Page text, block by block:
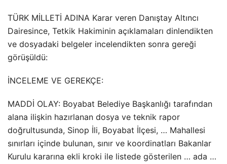
TÜRK MİLLETİ ADINA Karar veren Danıştay Altıncı
Dairesince, Tetkik Hakiminin açıklamaları dinlendikten
ve dosyadaki belgeler incelendikten sonra gereği
görüşüldü:
İNCELEME VE GEREKÇE:
MADDİ OLAY: Boyabat Belediye Başkanlığı tarafından
alana ilişkin hazırlanan dosya ve teknik rapor
doğrultusunda, Sinop İli, Boyabat İlçesi, … Mahallesi
sınırları içinde bulunan, sınır ve koordinatları Bakanlar
Kurulu kararına ekli kroki ile listede gösterilen … ada …